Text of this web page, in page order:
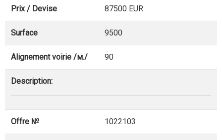
Prix / Devise 87500 EUR
Surface 9500
Alignement voirie /м./ 90
Description:
Offre № 1022103